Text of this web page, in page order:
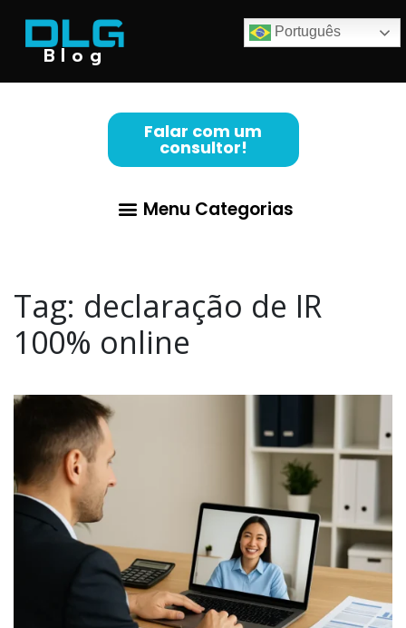
Blog
Português
Falar com um
consultor!
Menu Categorias
Tag: declaração de IR
100% online